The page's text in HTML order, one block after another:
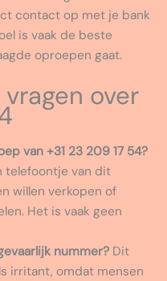
contact op met je bank
is vaak de beste
oproepen gaat.
over
van +31 23 209 17 54?
telefoontje van dit
willen verkopen of
Het is vaak geen
nummer?Dit
irritant, omdat mensen